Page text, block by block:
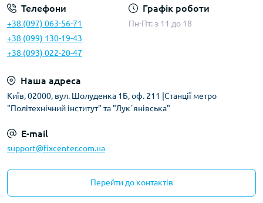
Телефони
+38 (097) 063-56-71
+38 (099) 130-19-43
+38 (093) 022-20-47
Графік роботи
Пн-Пт: з 11 до 18
Наша адреса
Київ, 02000, вул. Шолуденка 1Б, оф. 211 |Станції метро
"Політехнічний інститут" та "Лукʼянівська"
E-mail
support@fixcenter.com.ua
Перейти до контактів